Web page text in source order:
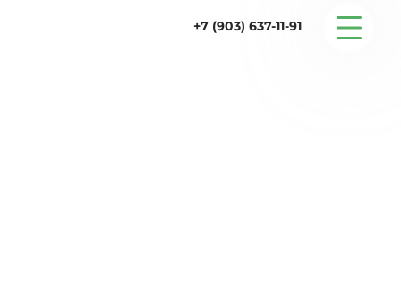
+7 (903) 637-11-91